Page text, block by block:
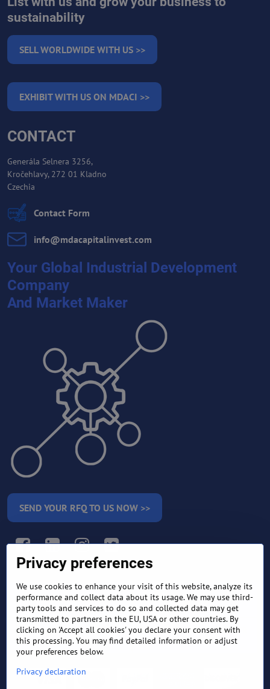
sustainability
SELL WORLDWIDE WITH US >>
EXHIBIT WITH US ON MDACI >>
CONTACT
Generála Selnera 3256,
Kročehlavy, 272 01 Kladno
Czechia
Contact Form
info​@mdacapitalinvest​.com
Your Global Industrial Development
Company
And Market Maker
SEND YOUR RFQ TO US NOW >>
TERMS AND CONDITIONS
RETURN AND REFUND
POLICY
FREQUENTLY ASKED
QUESTIONS
EXPORT FINANCE & LETTER
OF CREDIT
Privacy preferences
We use cookies to enhance your visit of this website, analyze its
performance and collect data about its usage. We may use third-
party tools and services to do so and collected data may get
transmitted to partners in the EU, USA or other countries. By
clicking on 'Accept all cookies' you declare your consent with
this processing. You may find detailed information or adjust
your preferences below.
Privacy declaration